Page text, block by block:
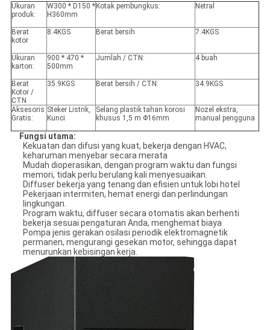
Ukuran
produk:
W300 * D150 *
H360mm
Kotak pembungkus: Netral
Berat
kotor
8.4KGS Berat bersih 7.4KGS
Ukuran
karton:
900 * 470 *
500mm
Jumlah / CTN: 4 buah
Berat
Kotor /
CTN
35.9KGS Berat bersih / CTN: 34.9KGS
Aksesoris
Gratis:
Steker Listrik,
Kunci
Selang plastik tahan korosi
khusus 1,5 m Φ16mm
Nozel ekstra,
manual pengguna
Fungsi utama:
Kekuatan dan difusi yang kuat, bekerja dengan HVAC,
keharuman menyebar secara merata
Mudah dioperasikan, dengan program waktu dan fungsi
memori, tidak perlu berulang kali menyesuaikan.
Diffuser bekerja yang tenang dan efisien untuk lobi hotel
Pekerjaan intermiten, hemat energi dan perlindungan
lingkungan.
Program waktu, diffuser secara otomatis akan berhenti
bekerja sesuai pengaturan Anda, menghemat biaya
Pompa jenis gerakan osilasi periodik elektromagnetik
permanen, mengurangi gesekan motor, sehingga dapat
menurunkan kebisingan kerja.